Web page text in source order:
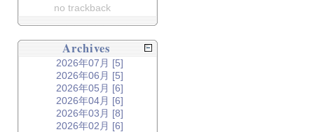
no trackback
Archives
2026年07月 [5]
2026年06月 [5]
2026年05月 [6]
2026年04月 [6]
2026年03月 [8]
2026年02月 [6]